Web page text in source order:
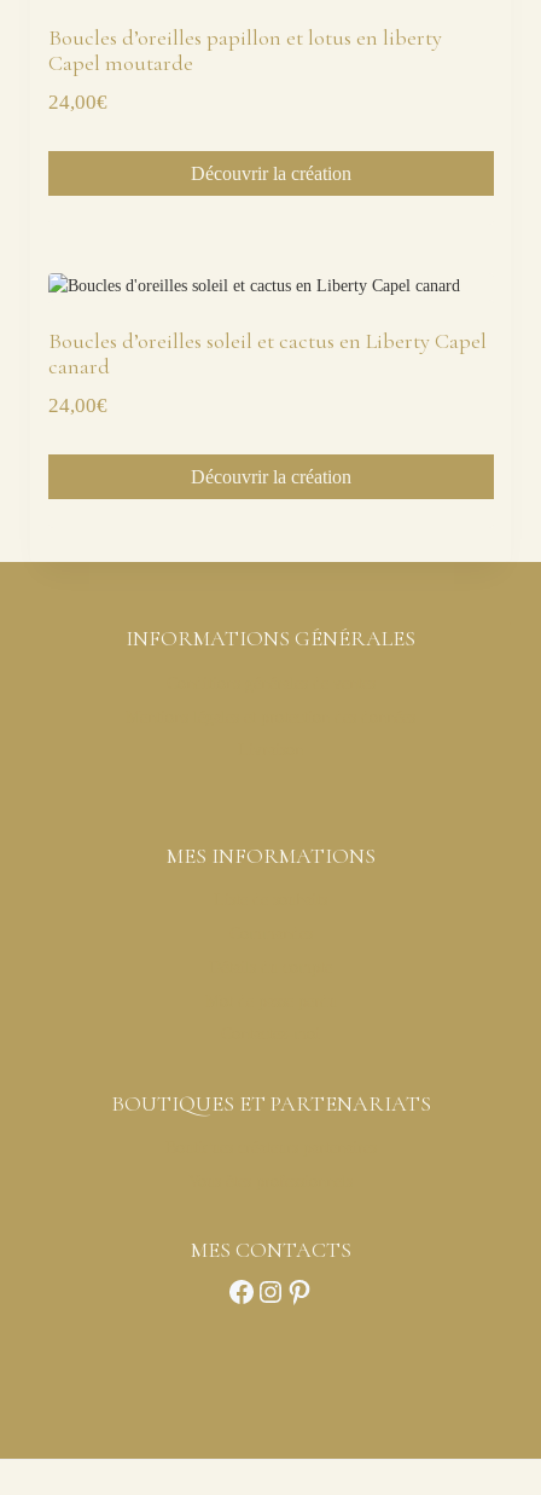
Boucles d’oreilles papillon et lotus en liberty
Capel moutarde
24,00€
Découvrir la création
Boucles d’oreilles soleil et cactus en Liberty Capel
canard
24,00€
Découvrir la création
INFORMATIONS GÉNÉRALES
MES INFORMATIONS
BOUTIQUES ET PARTENARIATS
MES CONTACTS
Facebook
Instagram
Pinterest